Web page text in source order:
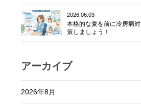
2026.06.03
本格的な夏を前に冷房病対
策しましょう！
アーカイブ
2026年8月